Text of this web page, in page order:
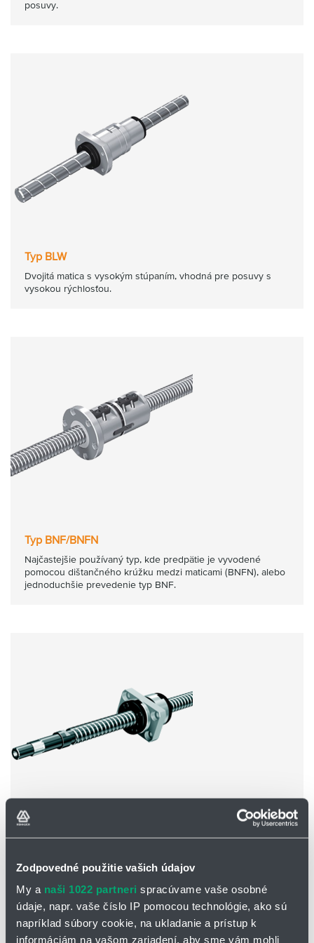
Zodpovedné použitie vašich údajov
My a naši 1022 partneri spracúvame vaše osobné
údaje, napr. vaše číslo IP pomocou technológie, ako sú
napríklad súbory cookie, na ukladanie a prístup k
informáciám na vašom zariadení, aby sme vám mohli
posuvy.
Typ BLW
Dvojitá matica s vysokým stúpaním, vhodná pre posuvy s
vysokou rýchlosťou.
Typ BNF/BNFN
Najčastejšie používaný typ, kde predpätie je vyvodené
pomocou dištančného krúžku medzi maticami (BNFN), alebo
jednoduchšie prevedenie typ BNF.
Typ BNK
konci